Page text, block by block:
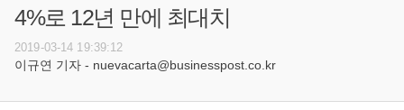
4%로 12년 만에 최대치
2019-03-14 19:39:12
이규연 기자 - nuevacarta@businesspost.co.kr